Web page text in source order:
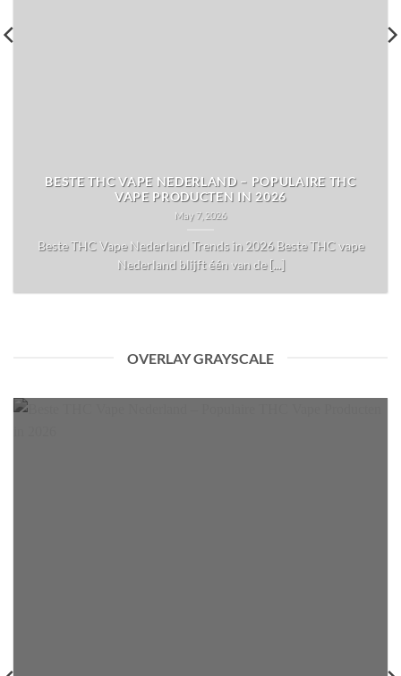
BESTE THC VAPE NEDERLAND – POPULAIRE THC
VAPE PRODUCTEN IN 2026
May 7, 2026
Beste THC Vape Nederland Trends in 2026 Beste THC vape
Nederland blijft één van de [...]
OVERLAY GRAYSCALE